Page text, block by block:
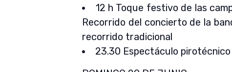
12 h Toque festivo de las
Recorrido del concierto de la
recorrido tradicional
23.30 Espectáculo pirotécnico